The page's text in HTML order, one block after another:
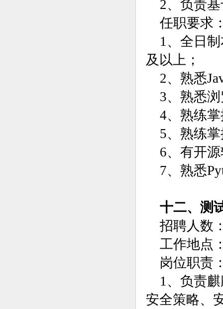
2、负责
任职要求
1、全日
及以上；
2、熟悉
3、熟悉
4、熟练
5、熟练
6、有开
7、熟悉
十二、测
招聘人数
工作地点
岗位职责
1、负责
安全策略、